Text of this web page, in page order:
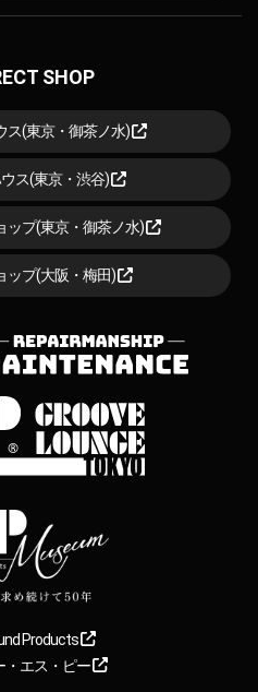
SHOP
ス(東京・御茶ノ水)
ス(東京・渋谷)
ップ(東京・御茶ノ水)
ップ(大阪・梅田)
Products
・エス・ピー